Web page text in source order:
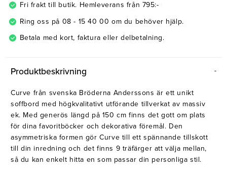
Fri frakt till butik. Hemleverans från 795:-
Ring oss på 08 - 15 40 00 om du behöver hjälp.
Betala med kort, faktura eller delbetalning.
Produktbeskrivning
Curve från svenska Bröderna Anderssons är ett unikt
soffbord med högkvalitativt utförande tillverkat av massiv
ek. Med generös längd på 150 cm finns det gott om plats
för dina favoritböcker och dekorativa föremål. Den
asymmetriska formen gör Curve till ett spännande tillskott
till din inredning och det finns 9 träfärger att välja mellan,
så du kan enkelt hitta en som passar din personliga stil.